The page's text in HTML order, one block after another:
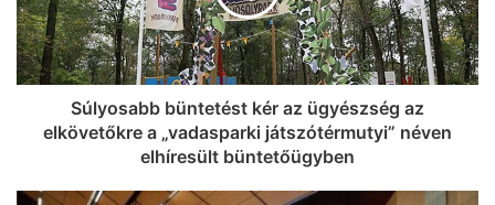
Súlyosabb büntetést kér az ügyészség az
elkövetőkre a „vadasparki játszótérmutyi” néven
elhíresült büntetőügyben